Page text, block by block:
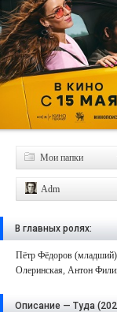
Мои папки
Adm
В главных ролях:
Пётр Фёдоров (младший)
Олеринская, Антон
Описание — Туда